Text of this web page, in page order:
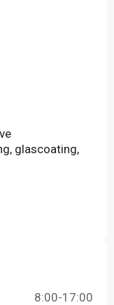
glascoating,
8:00-17:00